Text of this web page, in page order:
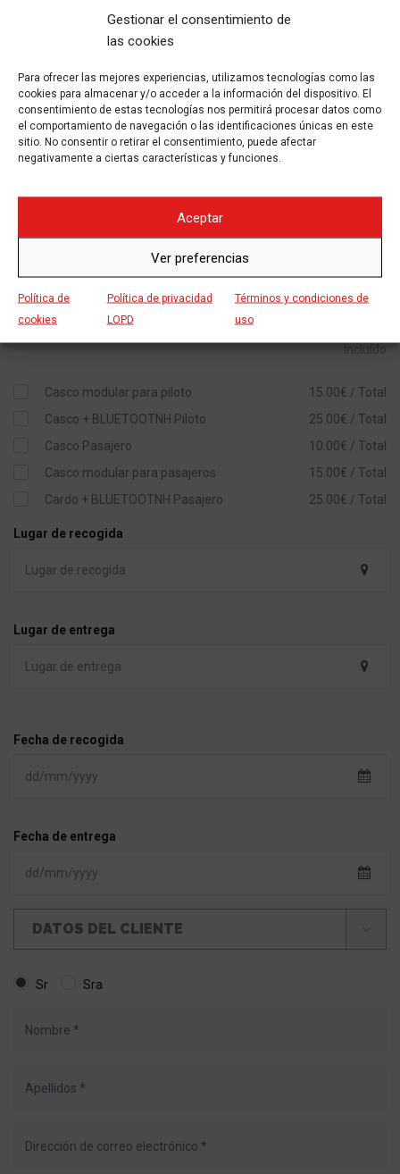
Gestionar el consentimiento de
las cookies
Para ofrecer las mejores experiencias, utilizamos tecnologías como las
cookies para almacenar y/o acceder a la información del dispositivo. El
consentimiento de estas tecnologías nos permitirá procesar datos como
el comportamiento de navegación o las identificaciones únicas en este
sitio. No consentir o retirar el consentimiento, puede afectar
negativamente a ciertas características y funciones.
Aceptar
Ver preferencias
Política de
cookies
Política de privacidad
LOPD
Términos y condiciones de
uso
De Lunes a Viernes de 10-14h y de 16-18.30h . Sábado de 10-
13.30h. fuera de horario según previo acuerdo.
viernes a 17:00 y se devolverán el lunes a las 10 de la
mañana.
CONTENIDO INCLUÍDO Y EXTRAS
Ropa y accesorios acorde con el modelo
10.00€ / Día
Pinza o cepo para disco delantero
Seguro Todo Riesgo con franquicia 600€
15.00€ / Día
Asistencia en carretera
Incluído
Incluído
Casco modular para piloto
15.00€ / Total
Casco + BLUETOOTNH Piloto
25.00€ / Total
Casco Pasajero
10.00€ / Total
Casco modular para pasajeros
15.00€ / Total
Cardo + BLUETOOTNH Pasajero
25.00€ / Total
Lugar de recogida
Lugar de entrega
Fecha de recogida
Fecha de entrega
DATOS DEL CLIENTE
Sr Sra